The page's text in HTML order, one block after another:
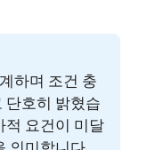
하며 조건 충
단호히 밝혔습
적 요건이 미달